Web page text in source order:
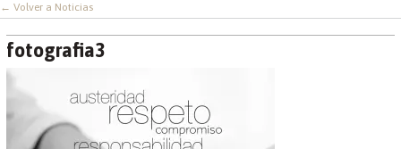
← Volver a Noticias
fotografia3